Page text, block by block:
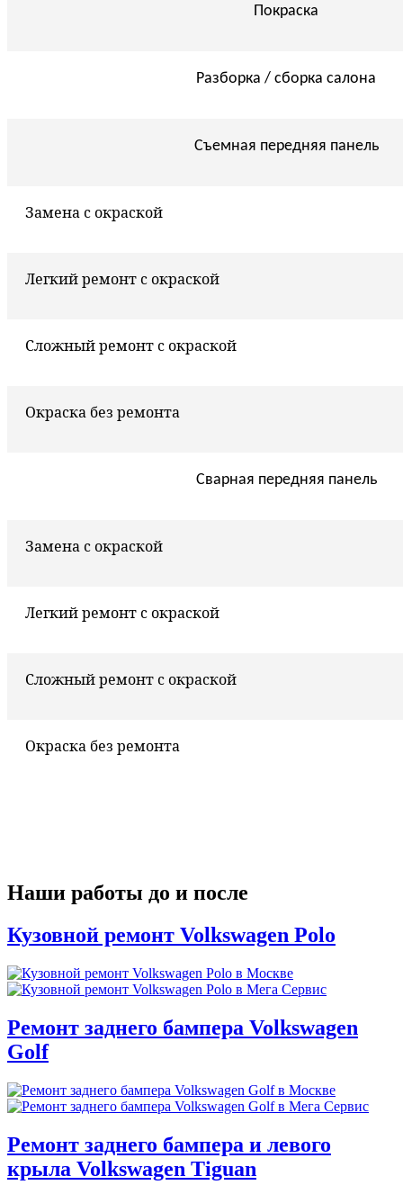
Покраска
Разборка / сборка салона
Съемная передняя панель
Замена с окраской
Легкий ремонт с окраской
Сложный ремонт с окраской
Окраска без ремонта
Сварная передняя панель
Замена с окраской
Легкий ремонт с окраской
Сложный ремонт с окраской
Окраска без ремонта
Наши работы до и после
Кузовной ремонт Volkswagen Polo
Ремонт заднего бампера Volkswagen
Golf
Ремонт заднего бампера и левого
крыла Volkswagen Tiguan